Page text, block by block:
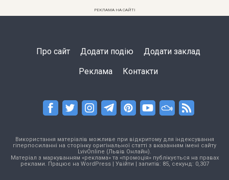
РЕКЛАМА НА САЙТІ
Про сайт Додати подію Додати заклад
Реклама Контакти
Використання матеріалів можливе при відкритому для індексування
гіперпосиланні на сторінку оригінальної статті з вказанням імені сайту
LvivOnline (Львів Онлайн).
Матеріал з маркуванням «реклама» та «промоція» публікується на правах
реклами. Працює на WordPress| Увійти | запитів: 85, секунд: 0,307